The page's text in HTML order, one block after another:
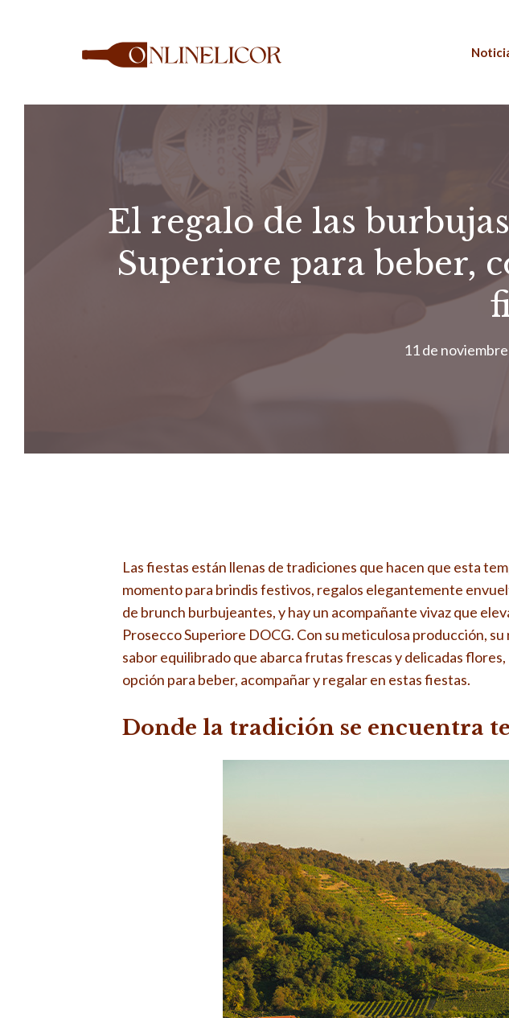
El regalo de las
Superiore para beber,
11 de
Las fiestas están llenas de tradiciones que hacen que esta
momento para brindis festivos, regalos elegantemente
de brunch burbujeantes, y hay un acompañante vivaz que
Prosecco Superiore DOCG. Con su meticulosa producción,
sabor equilibrado que abarca frutas frescas y delicadas
opción para beber, acompañar y regalar en estas fiestas.
Donde la tradición se encuentra